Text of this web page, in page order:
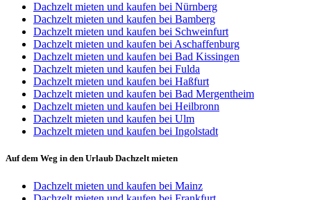
Dachzelt mieten und kaufen bei Nürnberg
Dachzelt mieten und kaufen bei Bamberg
Dachzelt mieten und kaufen bei Schweinfurt
Dachzelt mieten und kaufen bei Aschaffenburg
Dachzelt mieten und kaufen bei Bad Kissingen
Dachzelt mieten und kaufen bei Fulda
Dachzelt mieten und kaufen bei Haßfurt
Dachzelt mieten und kaufen bei Bad Mergentheim
Dachzelt mieten und kaufen bei Heilbronn
Dachzelt mieten und kaufen bei Ulm
Dachzelt mieten und kaufen bei Ingolstadt
Auf dem Weg in den Urlaub Dachzelt mieten
Dachzelt mieten und kaufen bei Mainz